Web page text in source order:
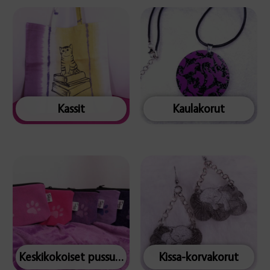
Kassit Kaulakorut
Keskikokoiset pussukat Kissa-korvakorut